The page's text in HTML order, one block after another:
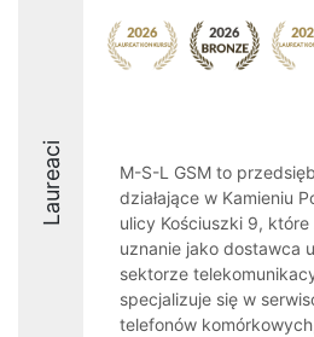
Laureaci
M-S-L GSM to
działające w Kamieniu
ulicy Kościuszki 9, które
uznanie jako dostawca
sektorze
specjalizuje się w
telefonów